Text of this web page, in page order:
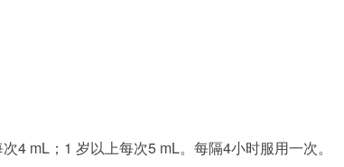
4 mL；1 岁以上每次5 mL。每隔4小时服用一次。